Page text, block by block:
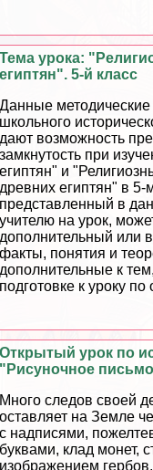
Тема урока:
египтян". 5-й класс
Данные методические
школьного
дают возможность
замкнутость при
египтян" и
древних египтян" в
представленный в
учителю на урок,
дополнительный или
факты, понятия и
дополнительные к
подготовке к уроку
Открытый урок по
"Рисуночное
Много следов своей
оставляет на Земле
с надписями,
буквами, клад монет,
изображением